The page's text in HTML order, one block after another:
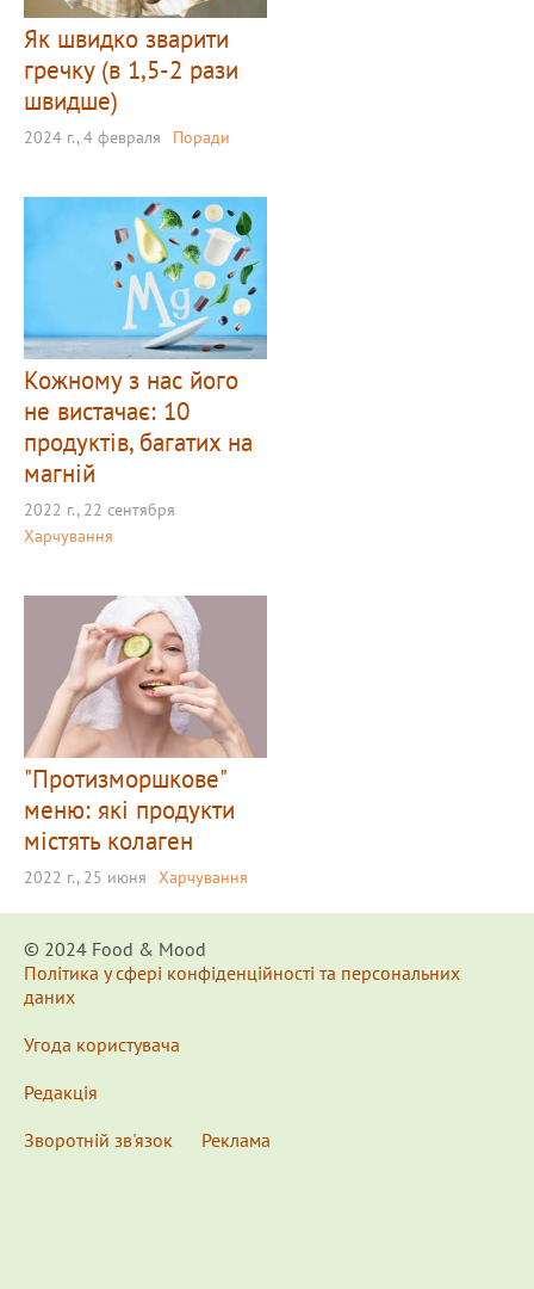
Як швидко зварити
гречку (в 1,5-2 рази
швидше)
2024 г., 4 февраля Поради
Кожному з нас його
не вистачає: 10
продуктів, багатих на
магній
2022 г., 22 сентября
Харчування
"Протизморшкове"
меню: які продукти
містять колаген
2022 г., 25 июня Харчування
© 2024 Food & Мood
Політика у сфері конфіденційності та персональних
даних
Угода користувача
Редакція
Зворотній зв'язок
Реклама